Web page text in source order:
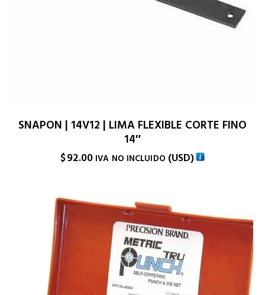
SNAPON | 14V12 | LIMA FLEXIBLE CORTE FINO
14″
$92.00 IVA NO INCLUIDO (USD)